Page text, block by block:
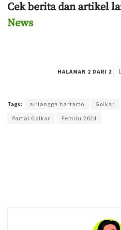
Cek berita dan artikel
News
HALAMAN 2 DARI 2
Tags: airlangga hartarto Golkar
Partai Golkar
Pemilu 2024